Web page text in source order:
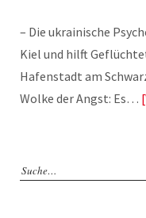
– Die ukrainische
Kiel und hilft
Hafenstadt am
Wolke der Angst: Es…